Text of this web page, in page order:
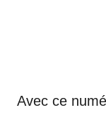
Avec ce